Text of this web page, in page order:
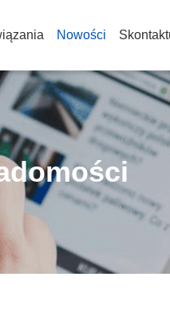
Nowości